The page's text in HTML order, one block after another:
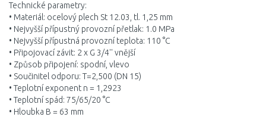
Technické parametry:
• Materiál: ocelový plech St 12.03, tl. 1,25 mm
• Nejvyšší přípustný provozní přetlak: 1.0 MPa
• Nejvyšší přípustná provozní teplota: 110 °C
• Připojovací závit: 2 x G 3/4'' vnější
• Způsob připojení: spodní, vlevo
• Součinitel odporu: T=2,500 (DN 15)
• Teplotní exponent n = 1,2923
• Teplotní spád: 75/65/20 °C
• Hloubka B = 63 mm